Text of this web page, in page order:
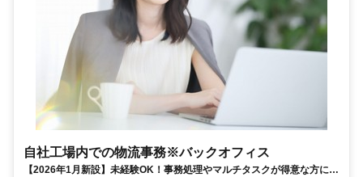
自社工場内での物流事務※バックオフィス
【2026年1月新設】未経験OK！事務処理やマルチタスクが得意な方にお